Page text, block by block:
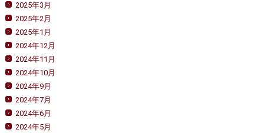
2025年3月
2025年2月
2025年1月
2024年12月
2024年11月
2024年10月
2024年9月
2024年7月
2024年6月
2024年5月